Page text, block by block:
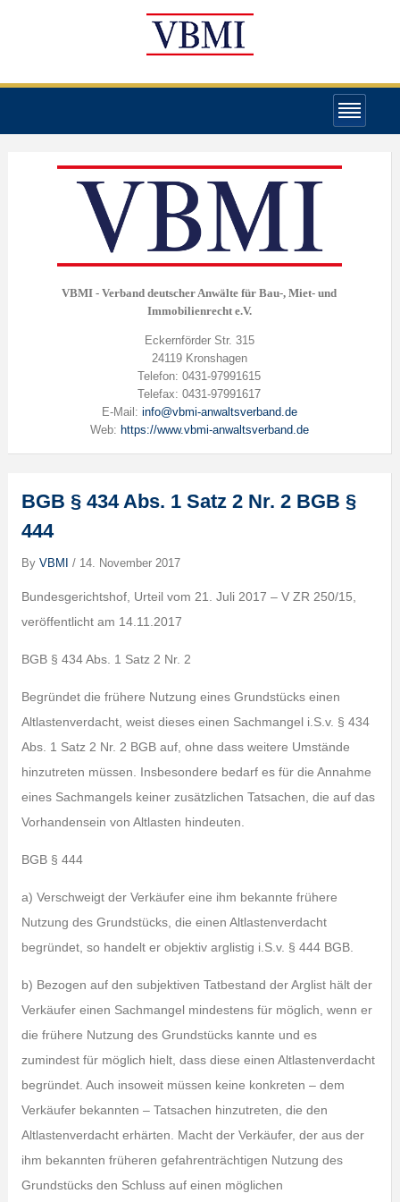
VBMI - Verband deutscher Anwälte für Bau-, Miet- und
Immobilienrecht e.V.
Eckernförder Str. 315
24119 Kronshagen
Telefon: 0431-97991615
Telefax: 0431-97991617
E-Mail: info@vbmi-anwaltsverband.de
Web: https://www.vbmi-anwaltsverband.de
BGB § 434 Abs. 1 Satz 2 Nr. 2 BGB §
444
By VBMI / 14. November 2017
Bundesgerichtshof, Urteil vom 21. Juli 2017 – V ZR 250/15,
veröffentlicht am 14.11.2017
BGB § 434 Abs. 1 Satz 2 Nr. 2
Begründet die frühere Nutzung eines Grundstücks einen
Altlastenverdacht, weist dieses einen Sachmangel i.S.v. § 434
Abs. 1 Satz 2 Nr. 2 BGB auf, ohne dass weitere Umstände
hinzutreten müssen. Insbesondere bedarf es für die Annahme
eines Sachmangels keiner zusätzlichen Tatsachen, die auf das
Vorhandensein von Altlasten hindeuten.
BGB § 444
a) Verschweigt der Verkäufer eine ihm bekannte frühere
Nutzung des Grundstücks, die einen Altlastenverdacht
begründet, so handelt er objektiv arglistig i.S.v. § 444 BGB.
b) Bezogen auf den subjektiven Tatbestand der Arglist hält der
Verkäufer einen Sachmangel mindestens für möglich, wenn er
die frühere Nutzung des Grundstücks kannte und es
zumindest für möglich hielt, dass diese einen Altlastenverdacht
begründet. Auch insoweit müssen keine konkreten – dem
Verkäufer bekannten – Tatsachen hinzutreten, die den
Altlastenverdacht erhärten. Macht der Verkäufer, der aus der
ihm bekannten früheren gefahrenträchtigen Nutzung des
Grundstücks den Schluss auf einen möglichen